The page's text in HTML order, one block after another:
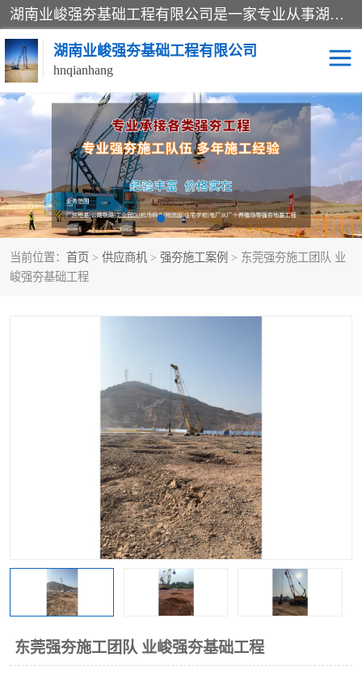
湖南业峻强夯基础工程有限公司是一家专业从事湖南强夯基础工程、强夯机租赁，地基处理的施工单位。业务覆盖：湖南、广东，江西等地。可承接1000KN.m-25000KN.m强夯（置换）工程。公司创始人是国内较早期从事强夯施工的建设者，经过多年的一步一个脚印的发展，在行业内具有较高的度和良好的口碑。
湖南业峻强夯基础工程有限公司
hnqianhang
当前位置： 首页 > 供应商机 > 强夯施工案例 > 东莞强夯施工团队 业
峻强夯基础工程
东莞强夯施工团队 业峻强夯基础工程
强夯施工案例 强夯机租赁
强夯施工工程 强夯施工队伍
强夯队伍